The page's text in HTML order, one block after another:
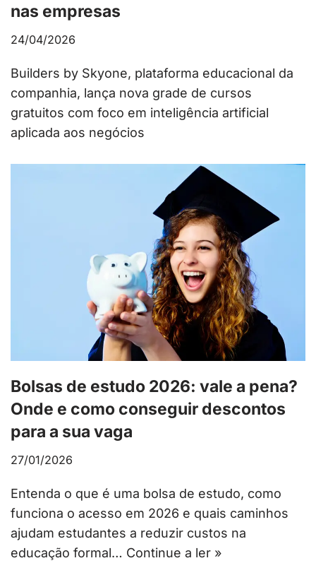
nas empresas
24/04/2026
Builders by Skyone, plataforma educacional da
companhia, lança nova grade de cursos
gratuitos com foco em inteligência artificial
aplicada aos negócios
Bolsas de estudo 2026: vale a pena?
Onde e como conseguir descontos
para a sua vaga
27/01/2026
Entenda o que é uma bolsa de estudo, como
funciona o acesso em 2026 e quais caminhos
ajudam estudantes a reduzir custos na
educação formal… Continue a ler »